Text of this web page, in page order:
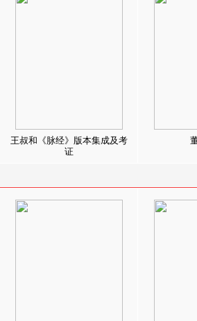
王叔和《脉经》版本集成及考
证